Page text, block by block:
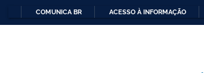
COMUNICA BR ACESSO À INFORMAÇÃO